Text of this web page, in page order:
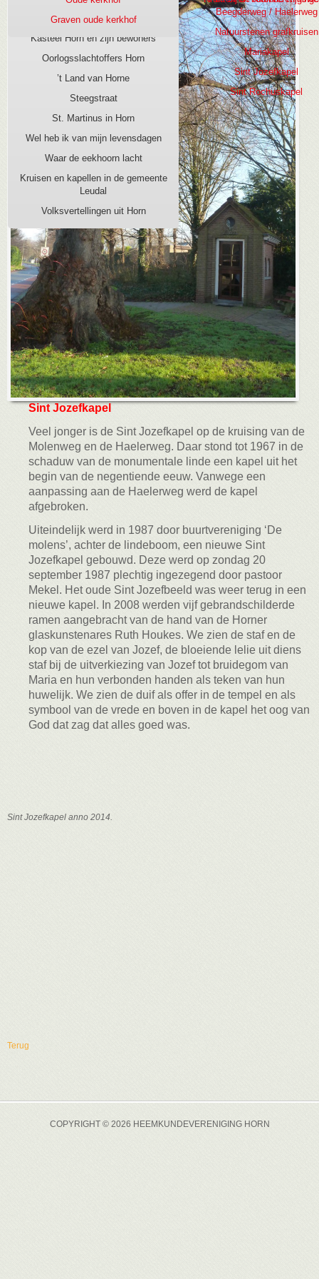
Kasteel Horn, burcht aan de Maas
Kasteel Horn en zijn bewoners
Oorlogsslachtoffers Horn
’t Land van Horne
Steegstraat
St. Martinus in Horn
Wel heb ik van mijn levensdagen
Waar de eekhoorn lacht
Kruisen en kapellen in de gemeente
Leudal
Volksvertellingen uit Horn
Beegderweg / Haelerweg
Natuurstenen grafkruisen
Mariakapel
Sint Jozefkapel
Sint Rochuskapel
Graven oude kerkhof
Sint Jozefkapel
Veel jonger is de Sint Jozefkapel op de kruising van de
Molenweg en de Haelerweg. Daar stond tot 1967 in de
schaduw van de monumentale linde een kapel uit het
begin van de negentiende eeuw. Vanwege een
aanpassing aan de Haelerweg werd de kapel
afgebroken.
Uiteindelijk werd in 1987 door buurtvereniging ‘De
molens’, achter de lindeboom, een nieuwe Sint
Jozefkapel gebouwd. Deze werd op zondag 20
september 1987 plechtig ingezegend door pastoor
Mekel. Het oude Sint Jozefbeeld was weer terug in een
nieuwe kapel. In 2008 werden vijf gebrandschilderde
ramen aangebracht van de hand van de Horner
glaskunstenares Ruth Houkes. We zien de staf en de
kop van de ezel van Jozef, de bloeiende lelie uit diens
staf bij de uitverkiezing van Jozef tot bruidegom van
Maria en hun verbonden handen als teken van hun
huwelijk. We zien de duif als offer in de tempel en als
symbool van de vrede en boven in de kapel het oog van
God dat zag dat alles goed was.
Sint Jozefkapel anno 2014.
Terug
COPYRIGHT © 2026 HEEMKUNDEVERENIGING HORN